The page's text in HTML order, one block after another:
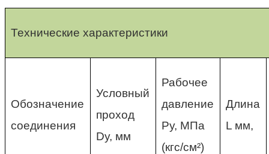
Технические характеристики
Обозначение
соединения
Условный
проход
Dу, мм
Рабочее
давление
Pу, МПа
(кгс/см²)
Длина
L мм,